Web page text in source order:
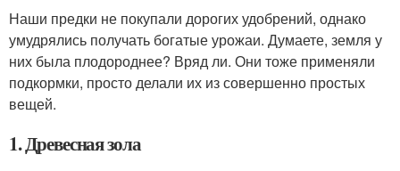
Наши предки не покупали дорогих удобрений, однако
умудрялись получать богатые урожаи. Думаете, земля у
них была плодороднее? Вряд ли. Они тоже применяли
подкормки, просто делали их из совершенно простых
вещей.
1. Древесная зола